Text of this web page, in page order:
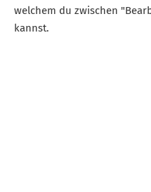
welchem du zwischen
kannst.